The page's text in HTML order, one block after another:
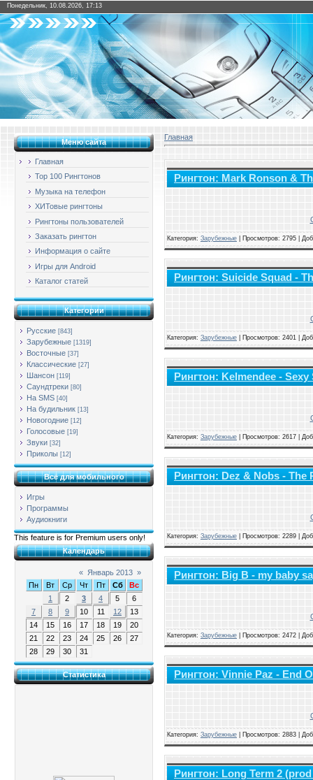
Понедельник, 10.08.2026, 17:13
Меню сайта
Главная
Top 100 Рингтонов
Музыка на телефон
ХИТовые рингтоны
Рингтоны пользователей
Заказать рингтон
Информация о сайте
Игры для Android
Каталог статей
Категории
Русские [843]
Зарубежные [1319]
Восточные [37]
Классические [27]
Шансон [119]
Саундтреки [80]
На SMS [40]
На будильник [13]
Новогодние [12]
Голосовые [19]
Звуки [32]
Приколы [12]
Всё для мобильного
Игры
Программы
Аудиокниги
This feature is for Premium users only!
Календарь
« Январь 2013 »
Пн
Вт Ср Чт Пт Сб
Вс
1
2 3 4 5
6
7
8 9 10 11 12
13
14
15 16 17 18 19
20
21
22 23 24 25 26
27
28
29 30 31
Статистика
Главная
Рингтон: Mark Ronson &
Категория: Зарубежные Просмотров: 2795 |
Рингтон: Suicide Squad -
Категория: Зарубежные Просмотров: 2401 |
Рингтон: Kelmendee -
Категория: Зарубежные Просмотров: 2617 |
Рингтон: Dez & Nobs - The
Категория: Зарубежные Просмотров: 2289 |
Рингтон: Big B - my baby
Категория: Зарубежные Просмотров: 2472 |
Рингтон: Vinnie Paz - End
Категория: Зарубежные Просмотров: 2883 |
Рингтон: Long Term 2